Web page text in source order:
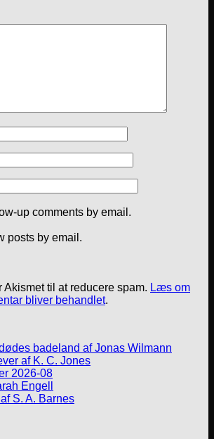
up comments by email.
posts by email.
Akismet til at reducere spam. Læs om
bliver behandlet.
badeland af Jonas Wilmann
af K. C. Jones
2026-08
Engell
S. A. Barnes